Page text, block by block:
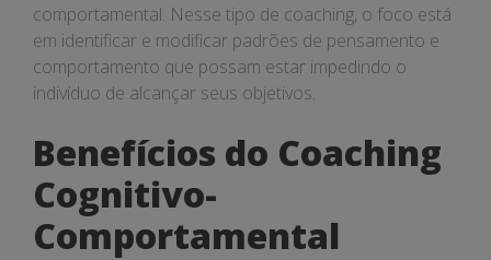
comportamental. Nesse tipo de coaching, o foco está
em identificar e modificar padrões de pensamento e
comportamento que possam estar impedindo o
indivíduo de alcançar seus objetivos.
Benefícios do Coaching
Cognitivo-
Comportamental